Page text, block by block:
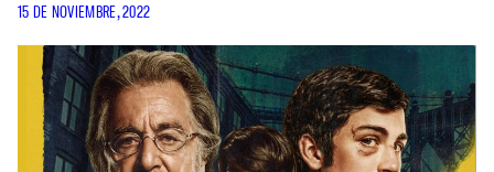
15 DE NOVIEMBRE, 2022